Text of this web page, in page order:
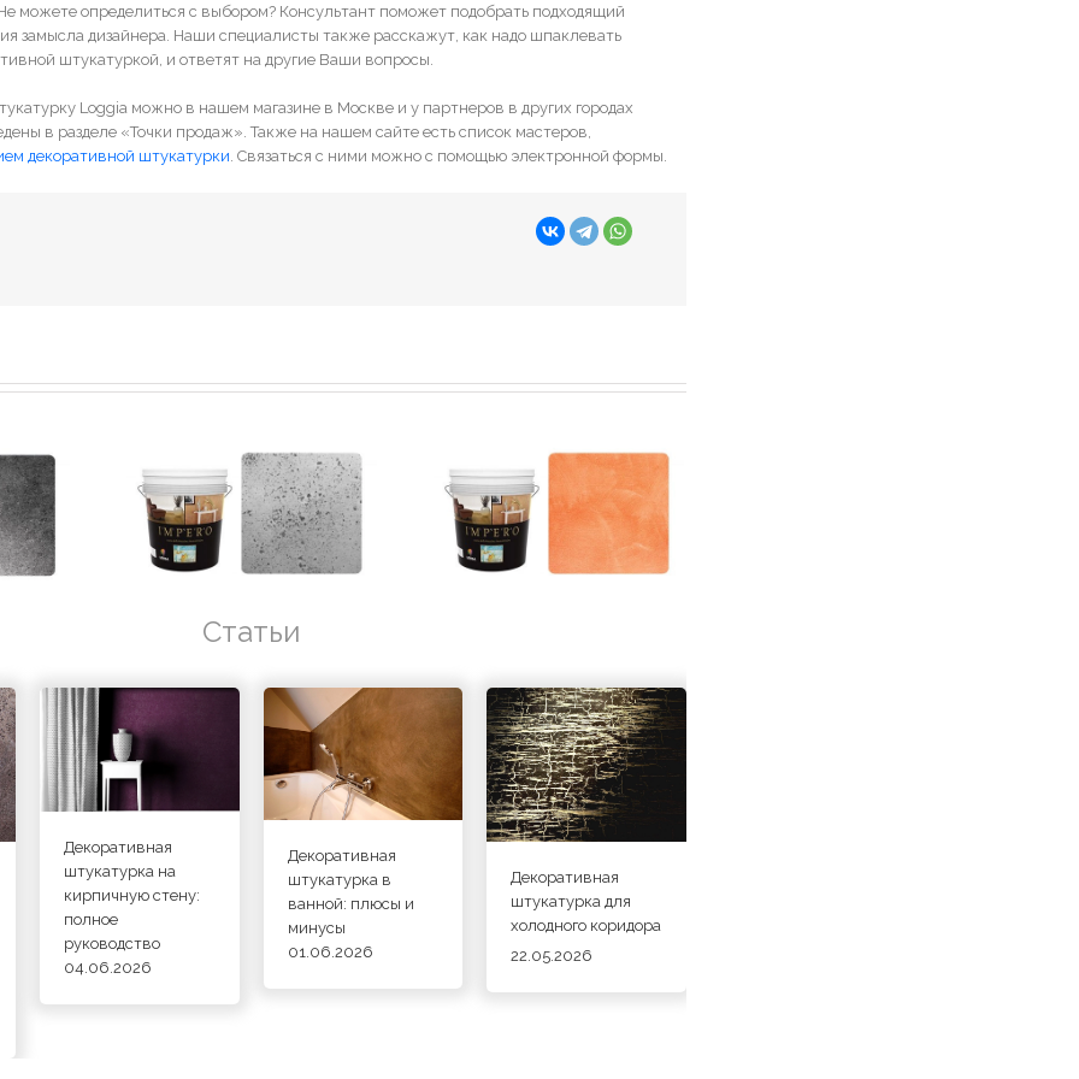
можете определиться с выбором? Консультант поможет подобрать подходящий
замысла дизайнера. Наши специалисты также расскажут, как надо шпаклевать
штукатуркой, и ответят на другие Ваши вопросы.
Loggia можно в нашем магазине в Москве и у партнеров в других городах
в разделе «Точки продаж». Также на нашем сайте есть список мастеров,
декоративной штукатурки . Связаться с ними можно с помощью электронной формы.
желтые блестки
Статьи
Декоративная
штукатурка на
кирпичную стену:
полное
руководство
04.06.2026
Декоративная
штукатурка в
ванной: плюсы и
минусы
01.06.2026
Декоративная
штукатурка для
холодного коридора
22.05.2026